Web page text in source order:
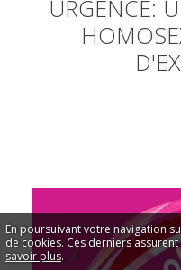
En poursuivant votre navigation
de cookies. Ces derniers
savoir plus.
URGENCE: